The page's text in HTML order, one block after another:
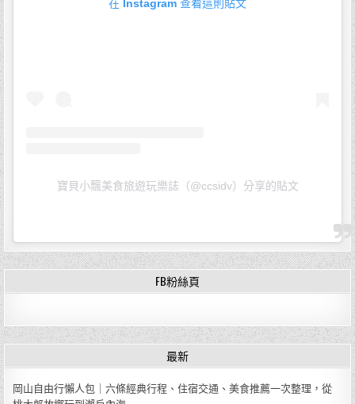
在 Instagram 查看這則貼文
寶貝小飄美食旅遊玩樂誌（@ccsidv）分享的貼文
FB粉絲頁
最新
岡山自由行懶人包｜六條經典行程、住宿交通、美食推薦一次整理，從